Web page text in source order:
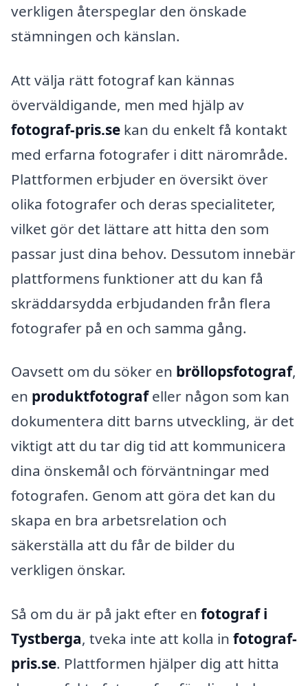
verkligen återspeglar den önskade
stämningen och känslan.
Att välja rätt fotograf kan kännas
överväldigande, men med hjälp av
fotograf-pris.se kan du enkelt få kontakt
med erfarna fotografer i ditt närområde.
Plattformen erbjuder en översikt över
olika fotografer och deras specialiteter,
vilket gör det lättare att hitta den som
passar just dina behov. Dessutom innebär
plattformens funktioner att du kan få
skräddarsydda erbjudanden från flera
fotografer på en och samma gång.
Oavsett om du söker en bröllopsfotograf,
en produktfotografeller någon som kan
dokumentera ditt barns utveckling, är det
viktigt att du tar dig tid att kommunicera
dina önskemål och förväntningar med
fotografen. Genom att göra det kan du
skapa en bra arbetsrelation och
säkerställa att du får de bilder du
verkligen önskar.
Så om du är på jakt efter en fotograf i
Tystberga, tveka inte att kolla in fotograf-
pris.se. Plattformen hjälper dig att hitta